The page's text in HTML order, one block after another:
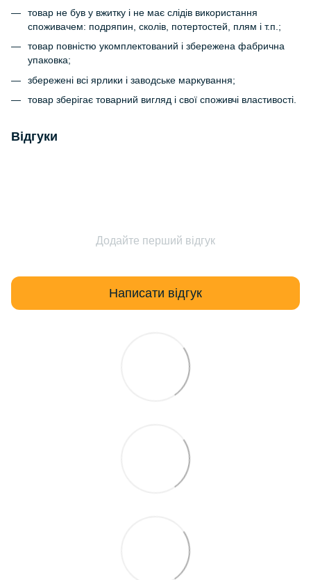
товар не був у вжитку і не має слідів використання
споживачем: подряпин, сколів, потертостей, плям і т.п.;
товар повністю укомплектований і збережена фабрична
упаковка;
збережені всі ярлики і заводське маркування;
товар зберігає товарний вигляд і свої споживчі властивості.
Відгуки
Додайте перший відгук
Написати відгук